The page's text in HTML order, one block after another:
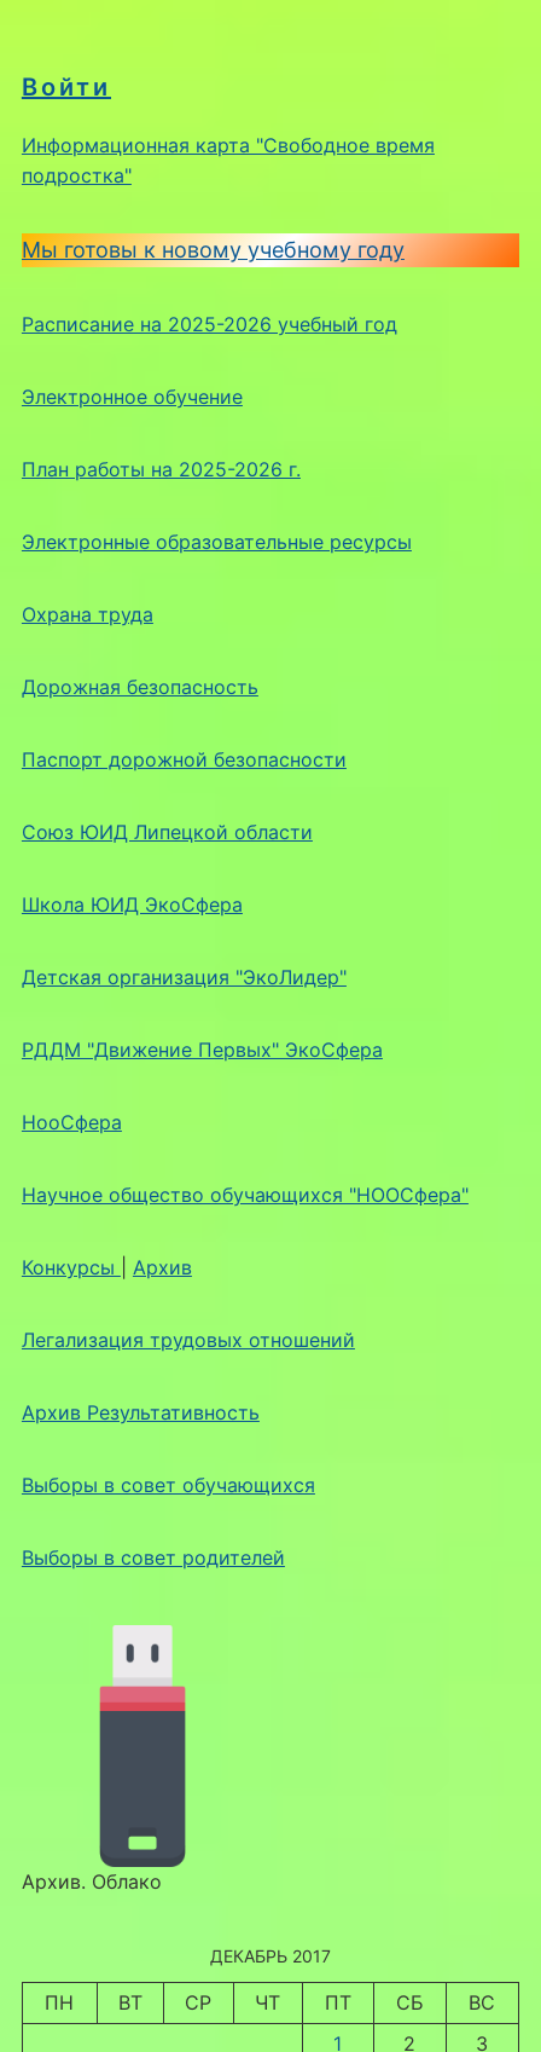
Войти
Информационная карта "Свободное время
подростка"
Мы готовы к новому учебному году
Расписание на 2025-2026 учебный год
Электронное обучение
План работы на 2025-2026 г.
Электронные образовательные ресурсы
Охрана труда
Дорожная безопасность
Паспорт дорожной безопасности
Союз ЮИД Липецкой области
Школа ЮИД ЭкоСфера
Детская организация "ЭкоЛидер"
РДДМ "Движение Первых" ЭкоСфера
НооСфера
Научное общество обучающихся "НООСфера"
Конкурсы Архив
Легализация трудовых отношений
Архив Результативность
Выборы в совет обучающихся
Выборы в совет родителей
Архив. Облако
ДЕКАБРЬ 2017
ПН ВТ СР ЧТ ПТ СБ
ВС
1
2 3